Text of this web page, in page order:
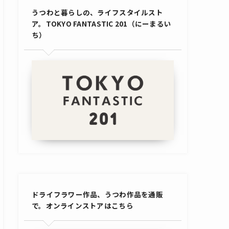
うつわと暮らしの、ライフスタイルスト
ア。TOKYO FANTASTIC 201（にーまるい
ち）
ドライフラワー作品、うつわ作品を通販
で。オンラインストアはこちら